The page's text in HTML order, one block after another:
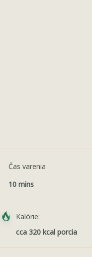
Čas varenia
10 mins
Kalórie:
cca 320 kcal porcia